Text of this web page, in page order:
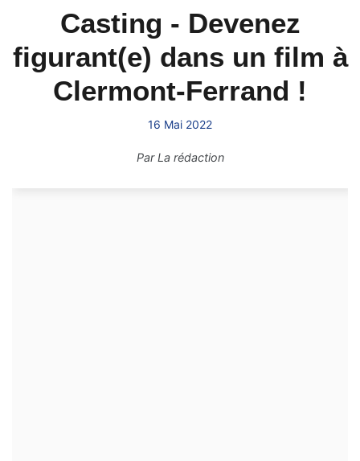
Casting - Devenez
figurant(e) dans un film à
Clermont-Ferrand !
16 Mai 2022
ParLa rédaction